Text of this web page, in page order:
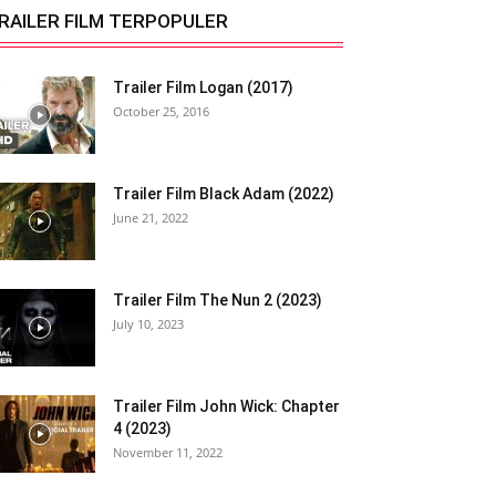
FILM TERPOPULER
Trailer Film Logan (2017)
October 25, 2016
Trailer Film Black Adam (2022)
June 21, 2022
Trailer Film The Nun 2 (2023)
July 10, 2023
Trailer Film John Wick: Chapter
4 (2023)
November 11, 2022